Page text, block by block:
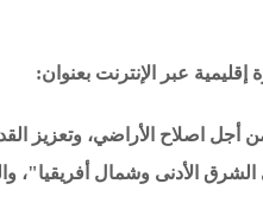
عبر الإنترنت بعنوان:
أجل اصلاح الأراضي، وتعزيز
الأدنى وشمال أفريقيا"،